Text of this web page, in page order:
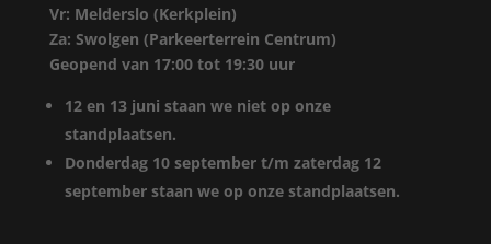
Vr: Melderslo (Kerkplein)
Za: Swolgen (Parkeerterrein Centrum)
Geopend van 17:00 tot 19:30 uur
12 en 13 juni staan we niet op onze
standplaatsen.
Donderdag 10 september t/m zaterdag 12
september staan we op onze standplaatsen.